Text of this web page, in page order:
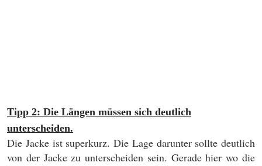
Tipp 2: Die Längen müssen sich deutlich
unterscheiden.
Die Jacke ist superkurz. Die Lage darunter sollte deutlich
von der Jacke zu unterscheiden sein. Gerade hier wo die